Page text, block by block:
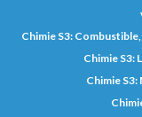
Chimie S3:
Chimie S3:
Chimie